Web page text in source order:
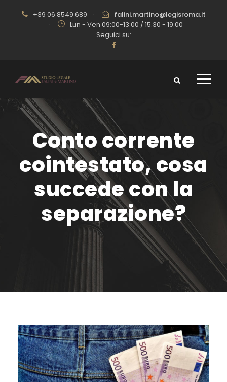
+39 06 8549 689 ·
falini.martino@legisroma.it
·
Lun - Ven 09:00-13:00 / 15.30 - 19.00
Seguici su:
Conto corrente
cointestato, cosa
succede con la
separazione?